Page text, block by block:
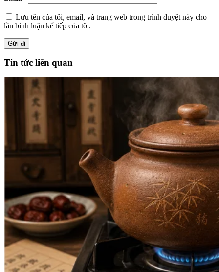
Lưu tên của tôi, email, và trang web trong trình duyệt này cho
lần bình luận kế tiếp của tôi.
Tin tức liên quan